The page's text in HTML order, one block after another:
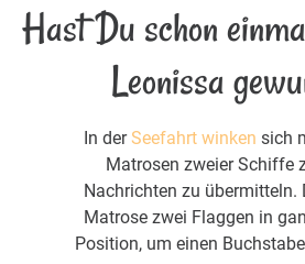
Hast Du schon
Leonissa
In derSeefahrt winken sich
Matrosen zweier Schiffe
Nachrichten zu übermitteln.
Matrose zwei Flaggen in
Position, um einen